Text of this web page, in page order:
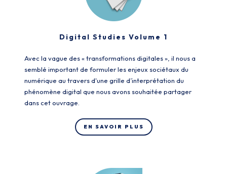
Digital Studies Volume 1
Avec la vague des « transformations digitales », il nous a
semblé important de formuler les enjeux sociétaux du
numérique au travers d'une grille d’interprétation du
phénomène digital que nous avons souhaitée partager
dans cet ouvrage.
EN SAVOIR PLUS